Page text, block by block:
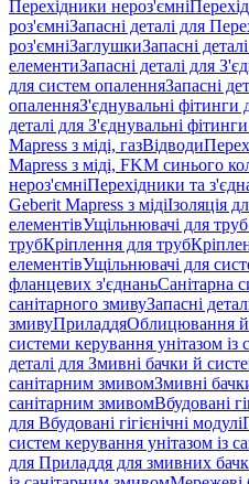
Перехідники нероз'ємні
роз'ємніЗапасні деталі для
роз'ємніЗаглушкиЗапасні
елементиЗапасні деталі для
для систем опаленняЗапасні
опаленняЗ'єднувальні фітинги
деталі для З'єднувальні
Mapress з міді, газВідводи
Mapress з міді, FKM синього
нероз'ємніПерехідники та
Geberit Mapress з мідіІзоляція
елементівУщільнювачі для труб
трубКріплення для труб
елементівУщільнювачі для
фланцевих з'єднаньСанітарна
санітарного змивуЗапасні
змивуПриладдяОблицювання й
системи керування унітазом
деталі для Змивні бачки й
санітарним змивомЗмивні
санітарним змивомВбудовані
для Вбудовані гігієнічні модулі
систем керування унітазом із
для Приладдя для змивних